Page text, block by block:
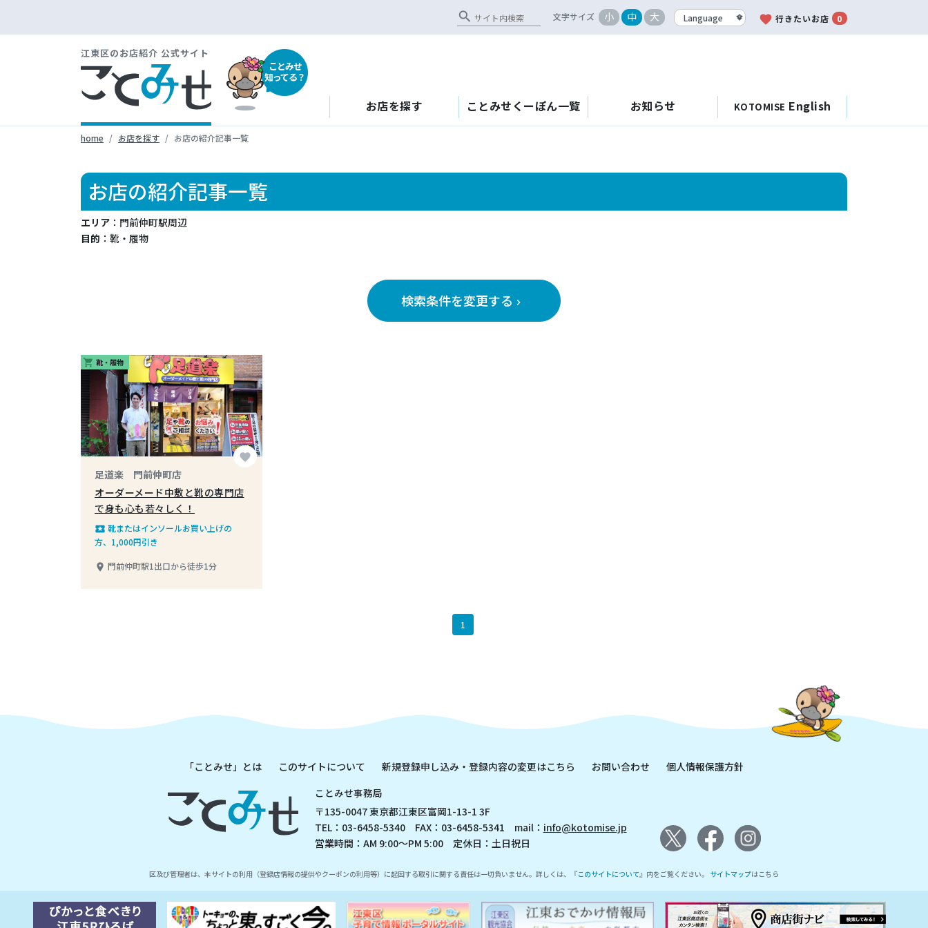
search 文字サイズ 小 中 大 favorite 行きたいお店 0
江東区のお店紹介 公式サイト
ことみせ
知ってる？
お店を探す ことみせくーぽん一覧 お知らせ KOTOMISE English
home お店を探す お店の紹介記事一覧
お店の紹介記事一覧
エリア ：門前仲町駅周辺
目的 ：靴・履物
検索条件を変更する keyboard_arrow_right
shopping_cart 靴・履物
favorite
足道楽 門前仲町店
オーダーメード中敷と靴の専門店
で身も心も若々しく！
local_play 靴またはインソールお買い上げの
方、1,000円引き
place 門前仲町駅1出口から徒歩1分
1
「ことみせ」とは このサイトについて 新規登録申し込み・登録内容の変更はこちら お問い合わせ
個人情報保護方針
ことみせ事務局
〒135-0047 東京都江東区富岡1-13-1 3F
TEL：03-6458-5340 FAX：03-6458-5341 mail： info@kotomise.jp
営業時間：AM 9:00～PM 5:00 定休日：土日祝日
区及び管理者は、本サイトの利用（登録店情報の提供やクーポンの利用等）に起因する取引に関する責任は一切負いません。詳しくは、『このサイトについて』内をご覧ください。 サイトマップはこちら